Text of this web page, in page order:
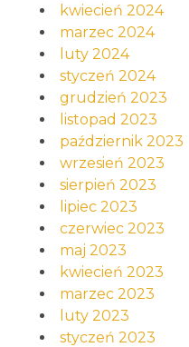
kwiecień 2024
marzec 2024
luty 2024
styczeń 2024
grudzień 2023
listopad 2023
październik 2023
wrzesień 2023
sierpień 2023
lipiec 2023
czerwiec 2023
maj 2023
kwiecień 2023
marzec 2023
luty 2023
styczeń 2023